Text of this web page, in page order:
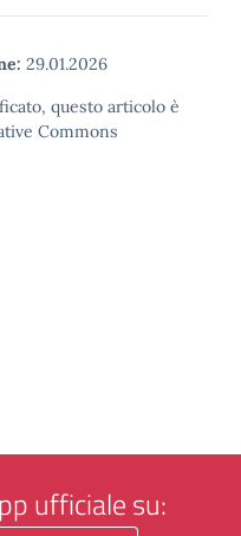
29.01.2026
questo articolo è
Commons
ufficiale su: